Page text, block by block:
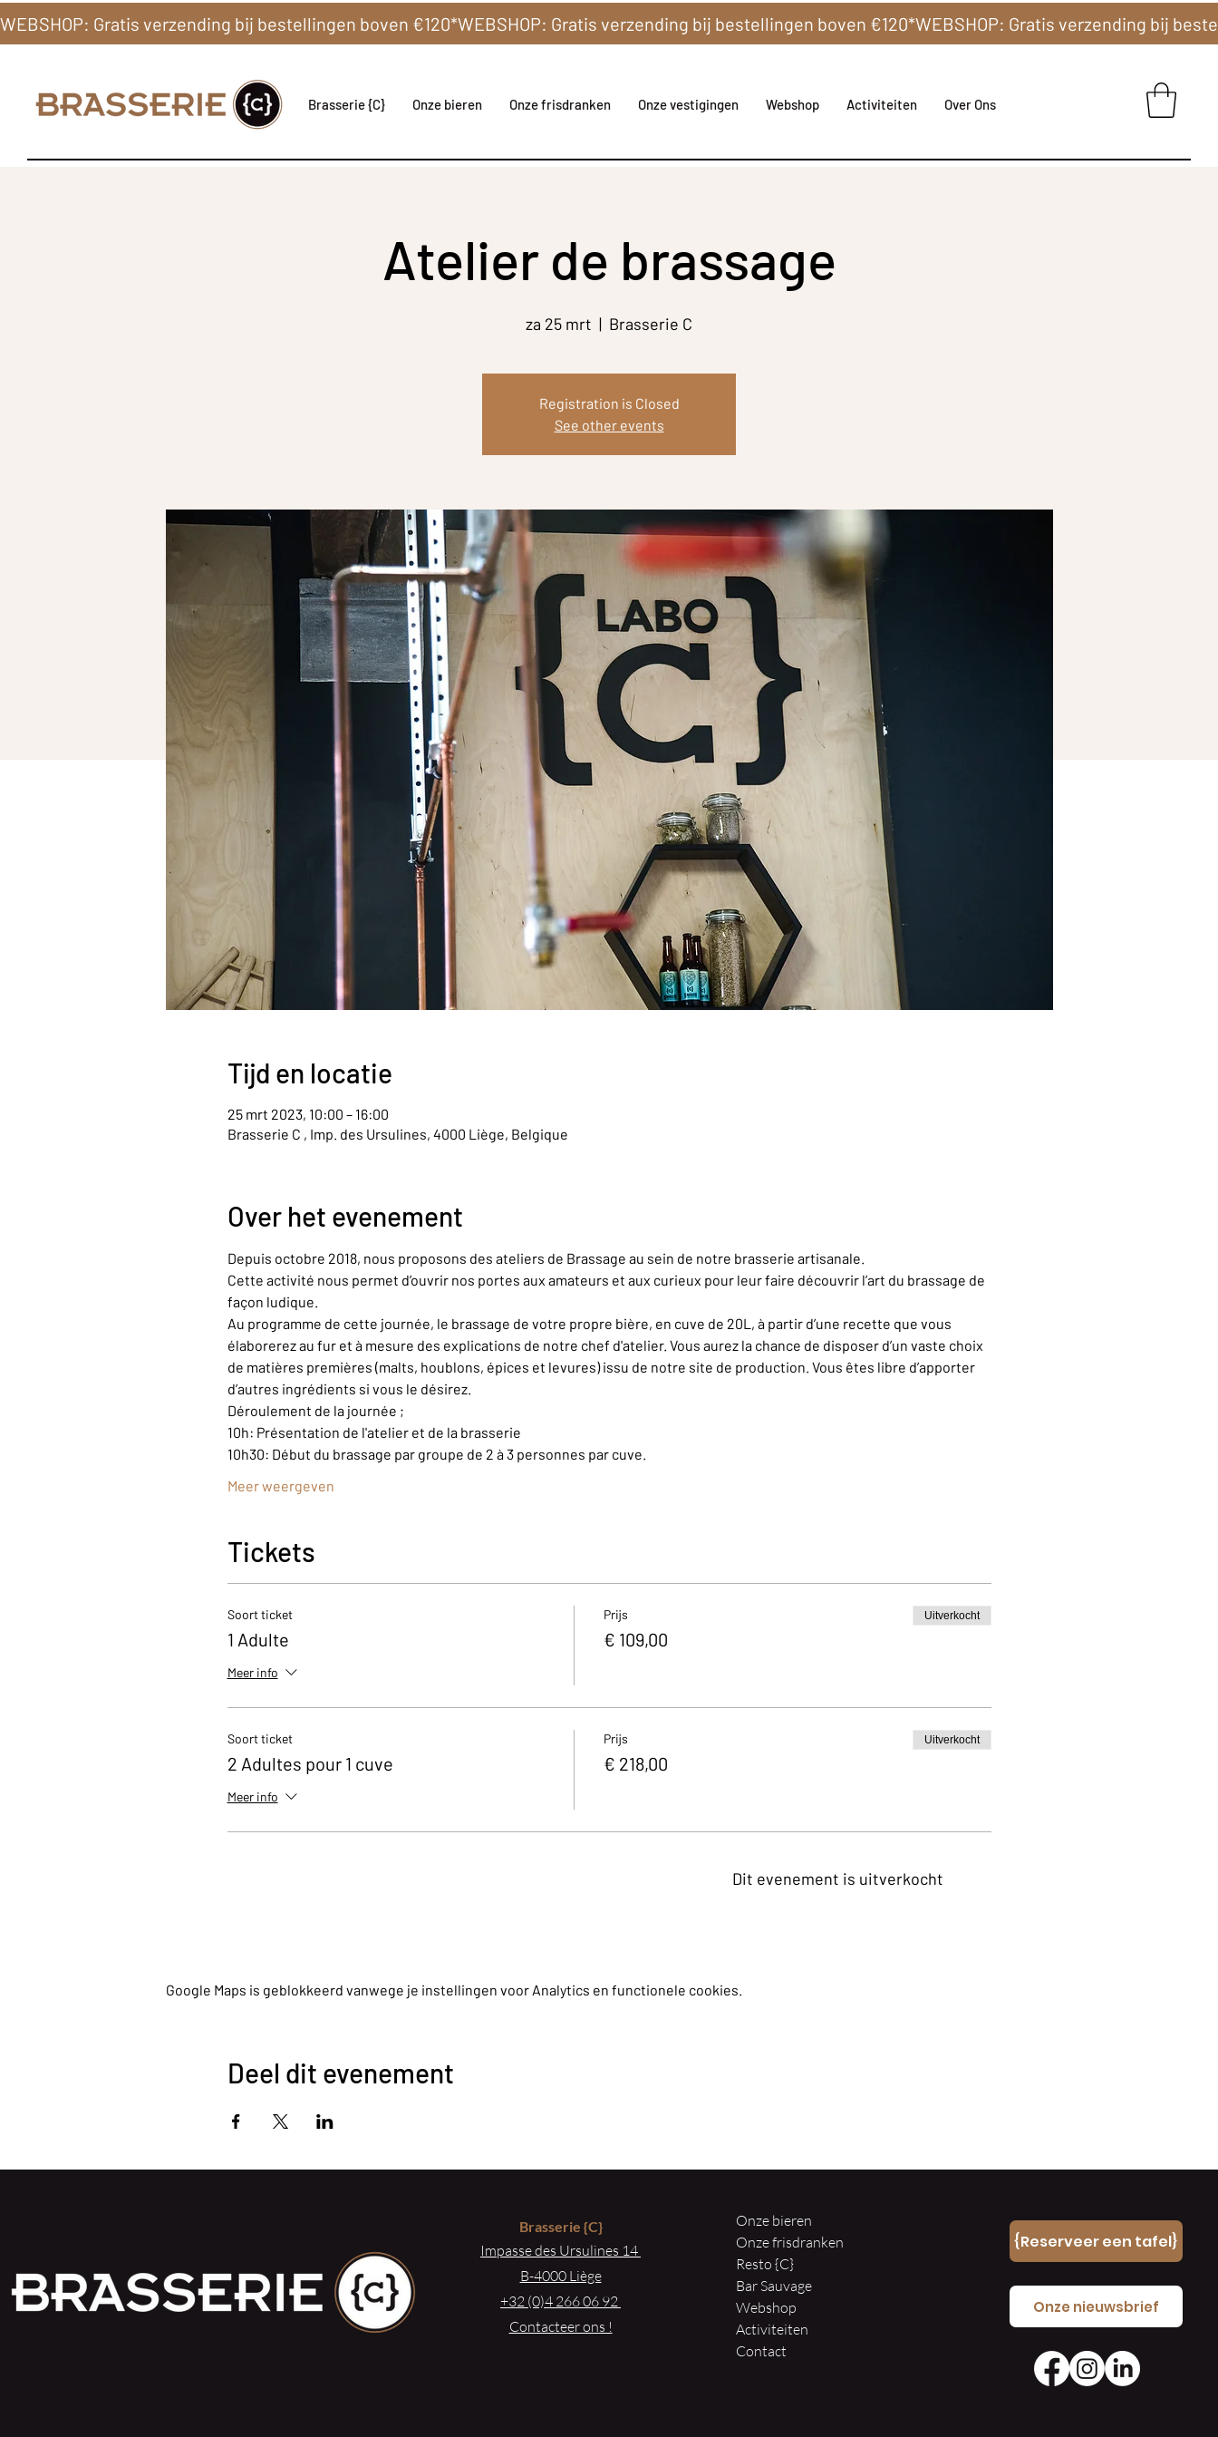
Brasserie {C} Onze bieren Onze frisdranken Onze vestigingen Webshop Activiteiten Over Ons
Atelier de brassage
za 25 mrt
  |
Brasserie C
Registration is Closed
See other events
Tijd en locatie
25 mrt 2023, 10:00 – 16:00
Brasserie C , Imp. des Ursulines, 4000 Liège, Belgique
Over het evenement
Depuis octobre 2018, nous proposons des ateliers de Brassage au sein de notre brasserie artisanale.
Cette activité nous permet d’ouvrir nos portes aux amateurs et aux curieux pour leur faire découvrir l’art du brassage de
façon ludique.
Au programme de cette journée, le brassage de votre propre bière, en cuve de 20L, à partir d’une recette que vous
élaborerez au fur et à mesure des explications de notre chef d'atelier. Vous aurez la chance de disposer d’un vaste choix
de matières premières (malts, houblons, épices et levures) issu de notre site de production. Vous êtes libre d’apporter
d’autres ingrédients si vous le désirez.
Déroulement de la journée ;
10h: Présentation de l'atelier et de la brasserie
10h30: Début du brassage par groupe de 2 à 3 personnes par cuve.
Meer weergeven
Tickets
Soort ticket
1 Adulte
Meer info
Prijs
€ 109,00
Uitverkocht
Soort ticket
2 Adultes pour 1 cuve
Meer info
Prijs
€ 218,00
Uitverkocht
Dit evenement is uitverkocht
Google Maps is geblokkeerd vanwege je instellingen voor Analytics en functionele cookies.
Deel dit evenement
Brasserie{C}
Impasse des Ursulines 14
B-4000 Liège
+32 (0)4 266 06 92
Contacteer ons !
Onze bieren
Onze frisdranken
Resto {C}
Bar Sauvage
Webshop
Activiteiten
Contact
{Reserveer een tafel}
Onze nieuwsbrief